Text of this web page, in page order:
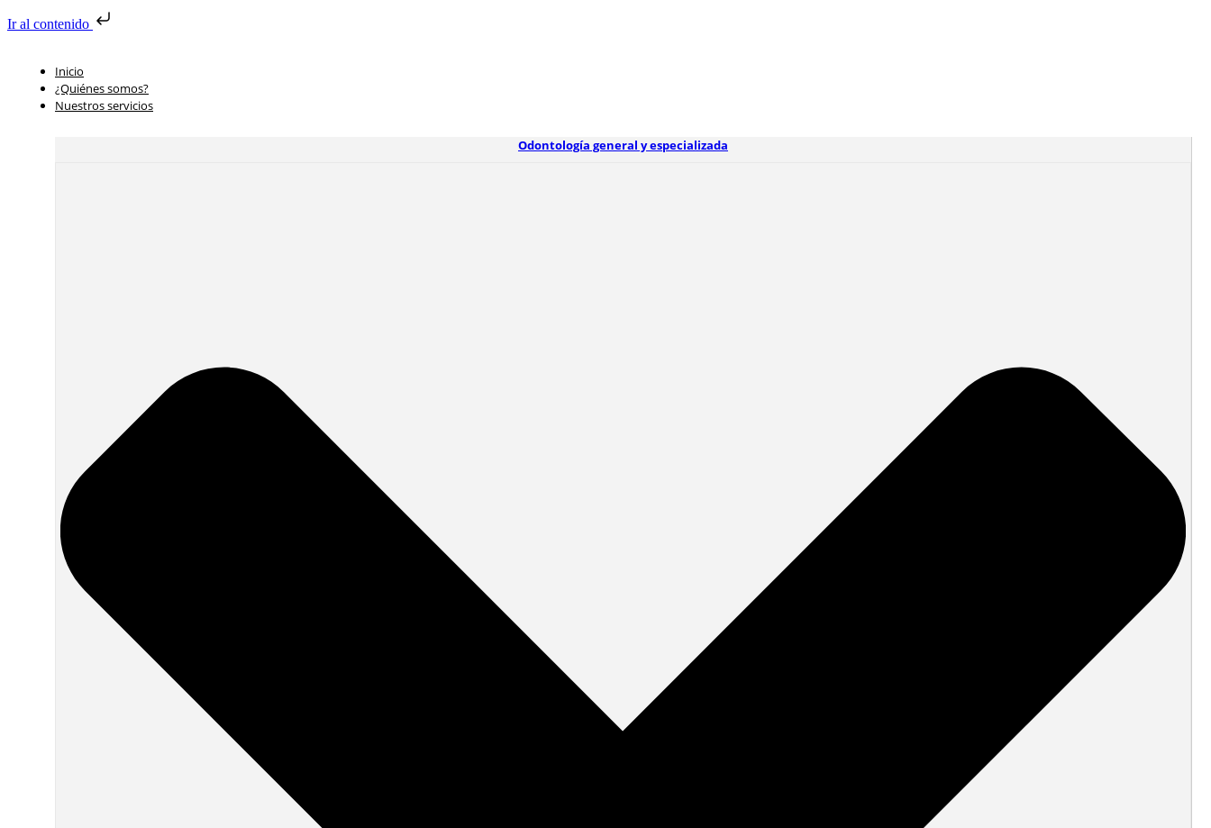
Ir al contenido
Inicio
¿Quiénes somos?
Nuestros servicios
Odontología general y especializada